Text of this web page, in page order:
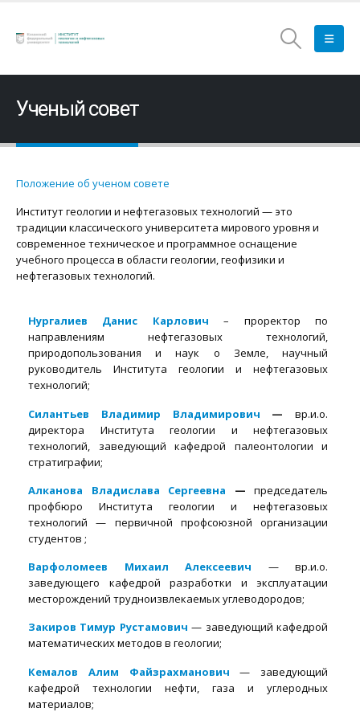
Ученый совет
Положение об ученом совете
Институт геологии и нефтегазовых технологий — это
традиции классического университета мирового уровня и
современное техническое и программное оснащение
учебного процесса в области геологии, геофизики и
нефтегазовых технологий.
Нургалиев Данис Карлович – проректор по
направлениям нефтегазовых технологий,
природопользования и наук о Земле, научный
руководитель Института геологии и нефтегазовых
технологий;
Силантьев Владимир Владимирович — вр.и.о.
директора Института геологии и нефтегазовых
технологий, заведующий кафедрой палеонтологии и
стратиграфии;
Алканова Владислава Сергеевна — председатель
профбюро Института геологии и нефтегазовых
технологий — первичной профсоюзной организации
студентов ;
Варфоломеев Михаил Алексеевич — вр.и.о.
заведующего кафедрой разработки и эксплуатации
месторождений трудноизвлекаемых углеводородов;
Закиров Тимур Рустамович — заведующий кафедрой
математических методов в геологии;
Кемалов Алим Файзрахманович — заведующий
кафедрой технологии нефти, газа и углеродных
материалов;